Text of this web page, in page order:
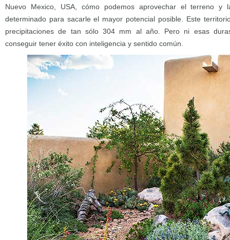
Nuevo Mexico, USA, cómo podemos aprovechar el terreno y
determinado para sacarle el mayor potencial posible. Este
precipitaciones de tan sólo 304 mm al año. Pero ni esas
conseguir tener éxito con inteligencia y sentido común.